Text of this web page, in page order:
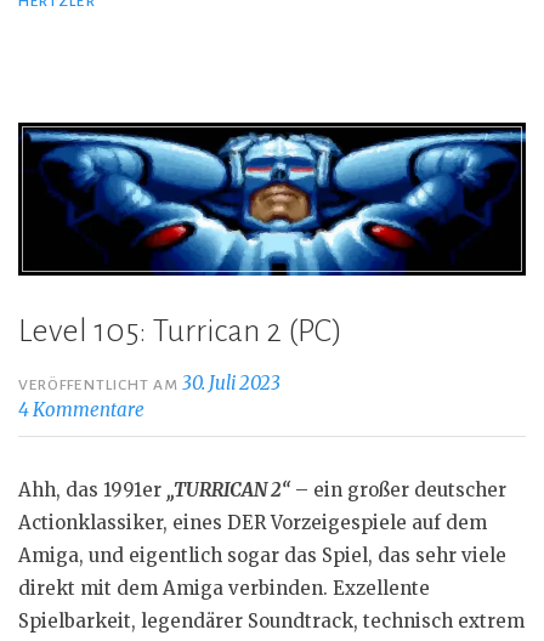
Level 105: Turrican 2 (PC)
VERÖFFENTLICHT AM30. Juli 2023
4 Kommentare
Ahh, das 1991er „TURRICAN 2“– ein großer deutscher
Actionklassiker, eines DER Vorzeigespiele auf dem
Amiga, und eigentlich sogar das Spiel, das sehr viele
direkt mit dem Amiga verbinden. Exzellente
Spielbarkeit, legendärer Soundtrack, technisch extrem